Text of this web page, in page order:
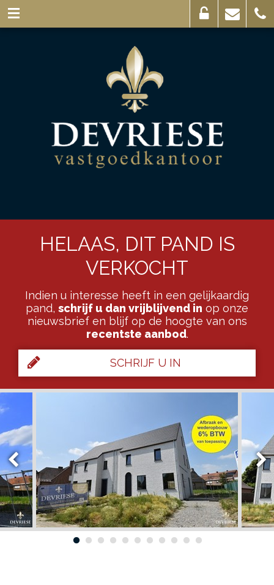
HELAAS, DIT PAND IS
VERKOCHT
Indien u interesse heeft in een gelijkaardig
pand, schrijf u dan vrijblijvend in op onze
nieuwsbrief en blijf op de hoogte van ons
recentste aanbod.
SCHRIJF U IN